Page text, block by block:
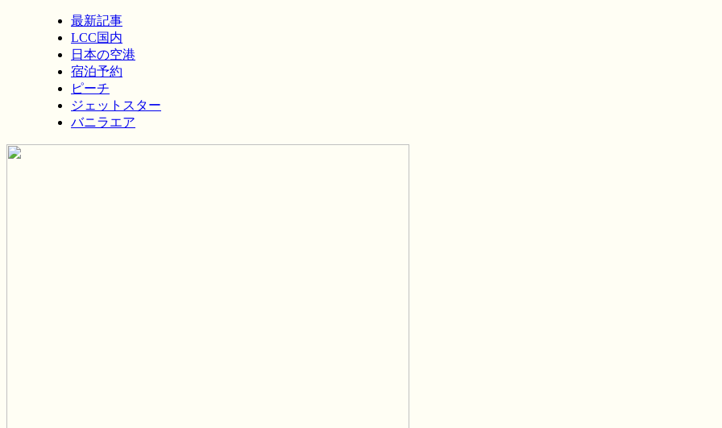
最新記事
LCC国内
日本の空港
宿泊予約
ピーチ
ジェットスター
バニラエア